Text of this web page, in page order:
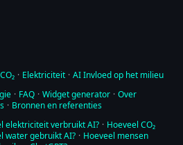
CO₂ · Elektriciteit · AI Invloed op het milieu
· FAQ · Widget generator · Over
· Bronnen en referenties
elektriciteit verbruikt AI? · Hoeveel CO₂
water gebruikt AI? · Hoeveel mensen